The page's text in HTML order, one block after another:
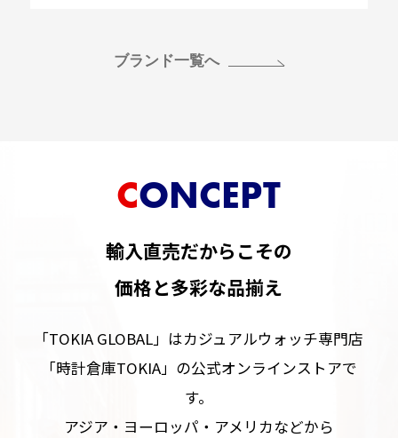
ブランド一覧へ
CONCEPT
輸入直売だからこその
価格と多彩な品揃え
「TOKIA GLOBAL」はカジュアルウォッチ専門店
「時計倉庫TOKIA」の公式オンラインストアで
す。
アジア・ヨーロッパ・アメリカなどから